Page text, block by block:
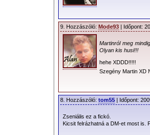
9. Hozzászóló: Mode93 | Időpont:
Martinról meg
Olyan kis husi!!!
hehe XDDD!!!!!
Szegény Martin XD
8. Hozzászóló: tom55 | Időpont:
Zseniális ez a fickó.
Kicsit felrázhatná a DM-et most is.